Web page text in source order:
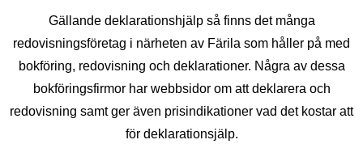
Gällande deklarationshjälp så finns det många
redovisningsföretag i närheten av Färila som håller på med
bokföring, redovisning och deklarationer. Några av dessa
bokföringsfirmor har webbsidor om att deklarera och
redovisning samt ger även prisindikationer vad det kostar att
för deklarationsjälp.